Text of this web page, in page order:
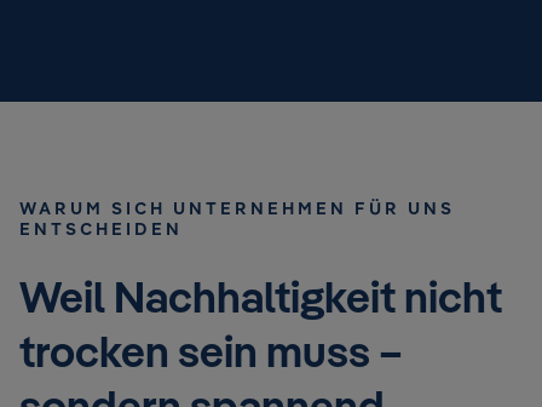
WARUM SICH UNTERNEHMEN FÜR UNS
ENTSCHEIDEN
Weil Nachhaltigkeit nicht
trocken sein muss –